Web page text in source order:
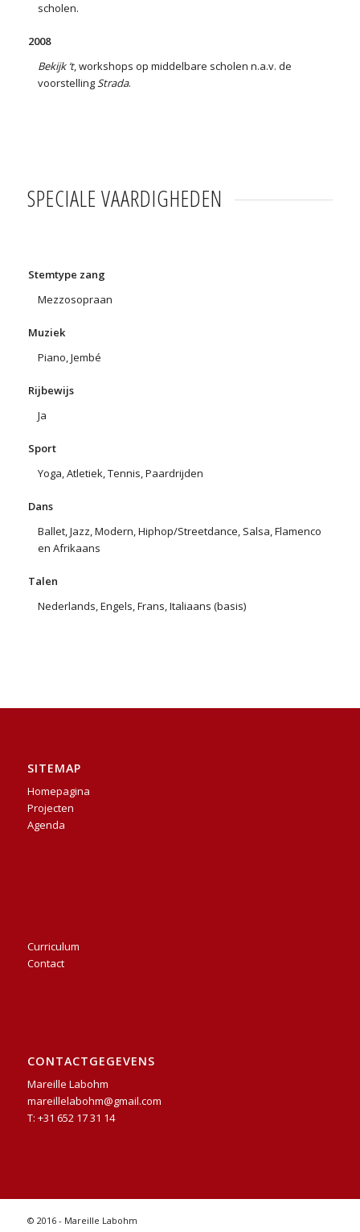
scholen.
2008
Bekijk ‘t, workshops op middelbare scholen n.a.v. de
voorstellingStrada.
SPECIALE VAARDIGHEDEN
Stemtype zang
Mezzosopraan
Muziek
Piano, Jembé
Rijbewijs
Ja
Sport
Yoga, Atletiek, Tennis, Paardrijden
Dans
Ballet, Jazz, Modern, Hiphop/Streetdance, Salsa, Flamenco
en Afrikaans
Talen
Nederlands, Engels, Frans, Italiaans (basis)
SITEMAP
Homepagina
Projecten
Agenda
Curriculum
Contact
CONTACTGEGEVENS
Mareille Labohm
mareillelabohm@gmail.com
T: +31 652 17 31 14
© 2016 - Mareille Labohm